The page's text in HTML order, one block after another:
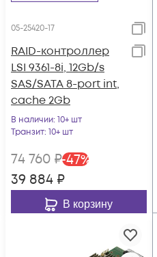
05-25420-17
RAID-контроллер
LSI 9361-8i, 12Gb/s
SAS/SATA 8-port int,
cache 2Gb
В наличии: 10+ шт
Транзит: 10+ шт
74 760 ₽-47%
39 884 ₽
В корзину